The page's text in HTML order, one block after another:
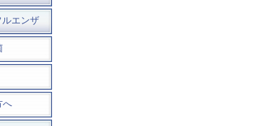
エンザ
へ